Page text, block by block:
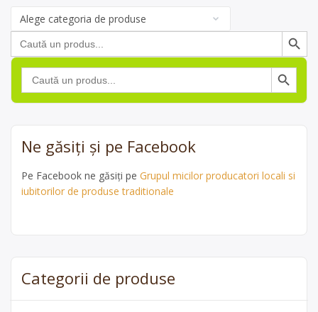
Categorii
de
produse
Search
for:
Search Button
Search
for:
Search Button
Ne găsiți și pe Facebook
Pe Facebook ne găsiți pe Grupul micilor producatori locali si
iubitorilor de produse traditionale
Categorii de produse